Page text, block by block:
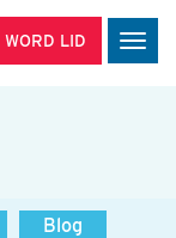
WORD LID
Blog